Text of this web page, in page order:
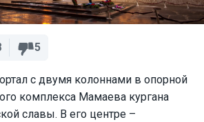
5
с двумя колоннами в опорной
комплекса Мамаева кургана
славы. В его центре –